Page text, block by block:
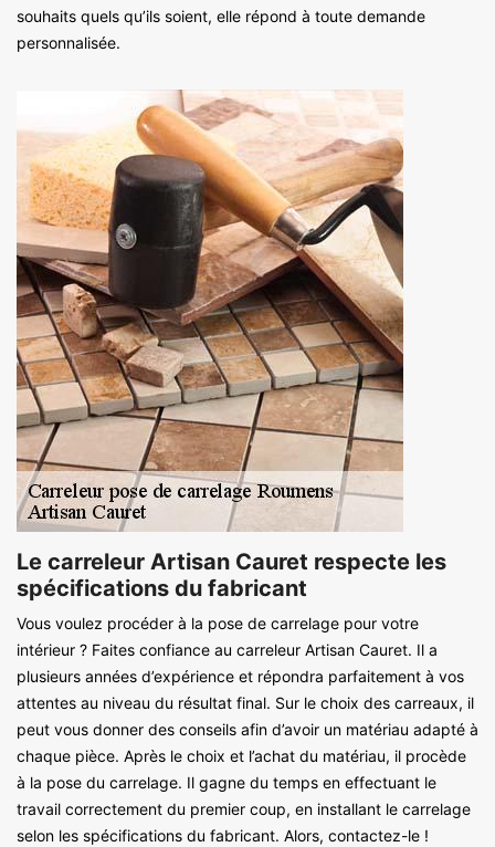
souhaits quels qu’ils soient, elle répond à toute demande
personnalisée.
Le carreleur Artisan Cauret respecte les
spécifications du fabricant
Vous voulez procéder à la pose de carrelage pour votre
intérieur ? Faites confiance au carreleur Artisan Cauret. Il a
plusieurs années d’expérience et répondra parfaitement à vos
attentes au niveau du résultat final. Sur le choix des carreaux, il
peut vous donner des conseils afin d’avoir un matériau adapté à
chaque pièce. Après le choix et l’achat du matériau, il procède
à la pose du carrelage. Il gagne du temps en effectuant le
travail correctement du premier coup, en installant le carrelage
selon les spécifications du fabricant. Alors, contactez-le !